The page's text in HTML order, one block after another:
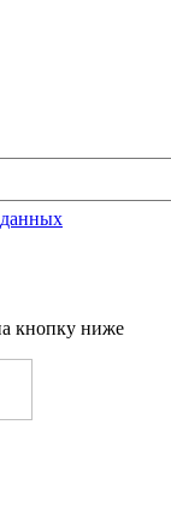
кнопку ниже